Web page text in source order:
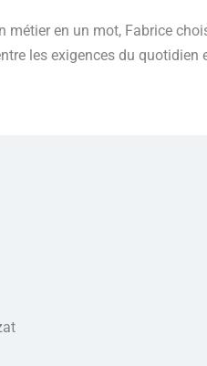
métier en un mot, Fabrice
les exigences du quotidien